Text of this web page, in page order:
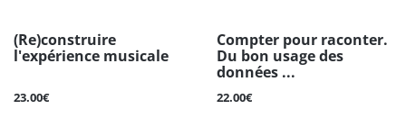
(Re)construire
l'expérience musicale
23.00€
Compter pour raconter.
Du bon usage des
données ...
22.00€